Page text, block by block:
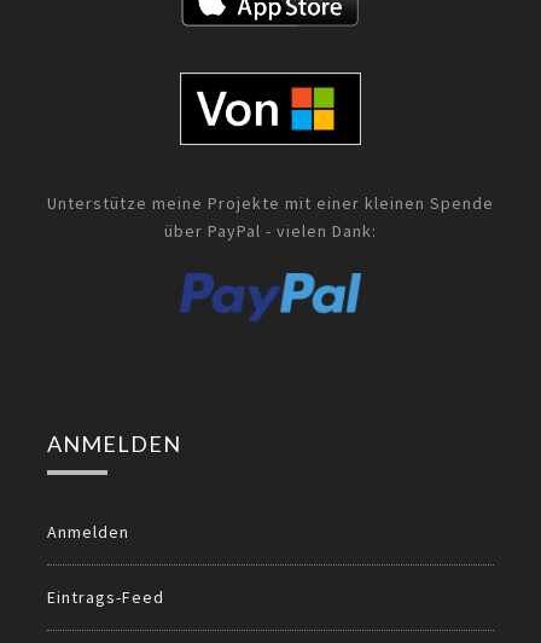
Unterstütze meine Projekte mit einer kleinen Spende
über PayPal - vielen Dank:
ANMELDEN
Anmelden
Eintrags-Feed